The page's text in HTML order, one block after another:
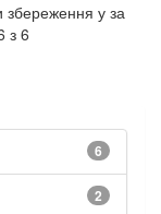
збереження у за
з 6
6
2